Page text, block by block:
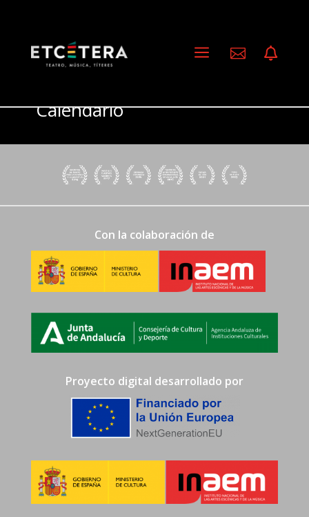
a  
Calendario
Con la colaboración de
Proyecto digital desarrollado por